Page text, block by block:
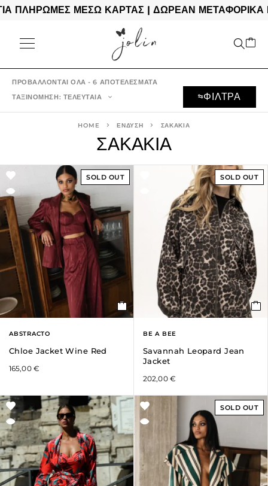
ΜΕΣΩ ΚΑΡΤΑΣ | ΔΩΡΕΑΝ ΜΕΤΑΦΟΡΙΚΑ ΓΙΑ
ΠΡΟΒΆΛΛΟΝΤΑΙ ΌΛΑ - 6 ΑΠΟΤΕΛΈΣΜΑΤΑ
ΤΑΞΙΝΌΜΗΣΗ: ΤΕΛΕΥΤΑΊΑ
ΦΙΛΤΡΑ
ΣΑΚΑΚΙΑ
HOME ΕΝΔΥΣΗ ΣΑΚΑΚΙΑ
SOLD OUT
ABSTRACTO
Chloe Jacket Wine Red
165,00 €
SOLD OUT
BE A BEE
Savannah Leopard Jean
Jacket
202,00 €
SOLD OUT